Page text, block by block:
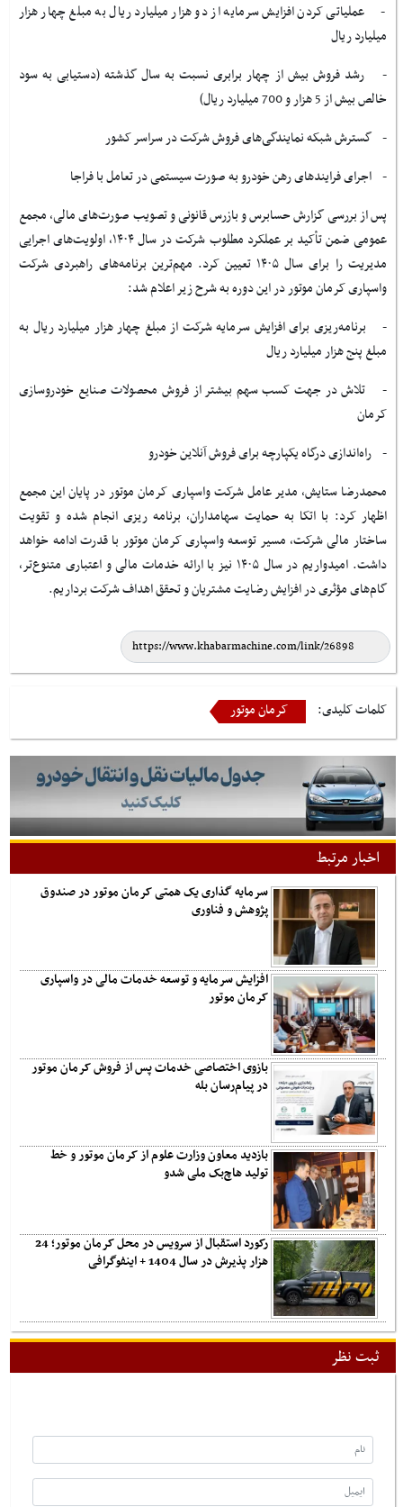
- عملیاتی کردن افزایش سرمایه از دو هزار میلیارد ریال به مبلغ چهار هزار
میلیارد ریال
- رشد فروش بیش از چهار برابری نسبت به سال گذشته (دستیابی به سود
خالص بیش از 5 هزار و 700 میلیارد ریال)
- گسترش شبکه نمایندگی‌های فروش شرکت در سراسر کشور
- اجرای فرایندهای رهن خودرو به صورت سیستمی در تعامل با فراجا
پس از بررسی گزارش حسابرس و بازرس قانونی و تصویب صورت‌های مالی، مجمع
عمومی ضمن تأکید بر عملکرد مطلوب شرکت در سال ۱۴۰۴، اولویت‌های اجرایی
مدیریت را برای سال ۱۴۰۵ تعیین کرد. مهم‌ترین برنامه‌های راهبردی شرکت
واسپاری کرمان موتور در این دوره به شرح زیر اعلام شد:
- برنامه‌ریزی برای افزایش سرمایه شرکت از مبلغ چهار هزار میلیارد ریال به
مبلغ پنج هزار میلیارد ریال
- تلاش در جهت کسب سهم بیشتر از فروش محصولات صنایع خودروسازی
کرمان
- راه‌اندازی درگاه یکپارچه برای فروش آنلاین خودرو
محمدرضا ستایش، مدیر عامل شرکت واسپاری کرمان موتور در پایان این مجمع
اظهار کرد: با اتکا به حمایت سهامداران، برنامه ریزی انجام شده و تقویت
ساختار مالی شرکت، مسیر توسعه واسپاری کرمان موتور با قدرت ادامه خواهد
داشت. امیدواریم در سال ۱۴۰۵ نیز با ارائه خدمات مالی و اعتباری متنوع‌تر،
گام‌های مؤثری در افزایش رضایت مشتریان و تحقق اهداف شرکت برداریم.
کلمات کلیدی: کرمان موتور
اخبار مرتبط
سرمایه گذاری یک همتی کرمان موتور در صندوق
پژوهش و فناوری
افزایش سرمایه و توسعه خدمات مالی در واسپاری
کرمان موتور
بازوی اختصاصی خدمات پس از فروش کرمان موتور
در پیام‌رسان بله
بازدید معاون وزارت علوم از کرمان موتور و خط
تولید هاچ‌بک ملی شدو
رکورد استقبال از سرویس در محل کرمان موتور؛ 24
هزار پذیرش در سال 1404 + اینفوگرافی
ثبت نظر